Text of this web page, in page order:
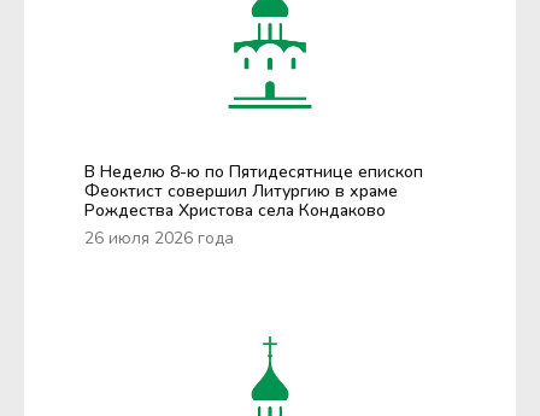
В Неделю 8-ю по Пятидесятнице епископ
Феоктист совершил Литургию в храме
Рождества Христова села Кондаково
26 июля 2026 года